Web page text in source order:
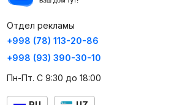
Отдел рекламы
+998 (78) 113-20-86
+998 (93) 390-30-10
Пн-Пт. С 9:30 до 18:00